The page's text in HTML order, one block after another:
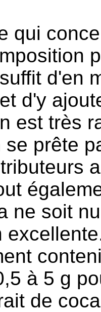
qui
d'en
d'y
est très
se prête
ne soit
à 5 g
de